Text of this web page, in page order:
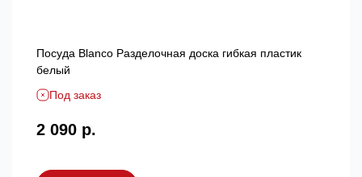
Посуда Blanсo Разделочная доска гибкая пластик
белый
Под заказ
2 090 р.